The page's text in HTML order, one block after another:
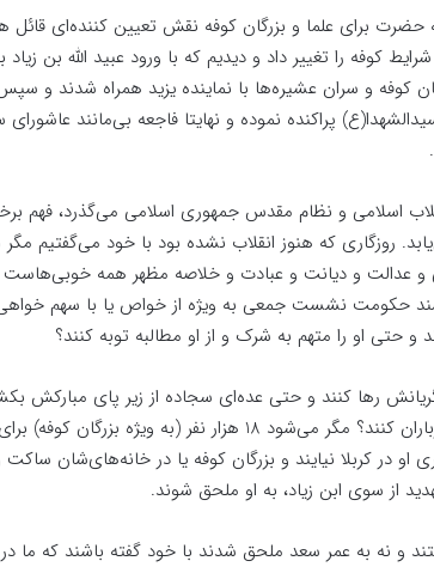
حضرت برای علما و بزرگان کوفه نقش تعیین کننده‌ای قائل
کوفه را تغییر داد و دیدیم که با ورود عبید الله بن زیاد
کوفه و سران عشیره‌ها با نماینده یزید همراه شدند و
اسلامی و نظام مقدس جمهوری اسلامی می‌گذرد، فهم
روزگاری که هنوز انقلاب نشده بود با خود می‌گفتیم مگر
و عدالت و دیانت و عبادت و خلاصه مظهر همه
حکومت نشست جمعی به ویژه از خواص یا با سهم خواهی
و حتی او را متهم به شرک و از او مطالبه توبه کنند؟
رها کنند و حتی عده‌ای سجاده از زیر پای مبارکش
(شهر پیامبر) تابوت نوه او را تیرباران کنند؟ مگر می‌شود 18 هزار
او در کربلا نیایند و بزرگان کوفه یا در خانه‌های‌شان
از سوی ابن زیاد، به او ملحق شوند.
و نه به عمر سعد ملحق شدند با خود گفته باشند که ما